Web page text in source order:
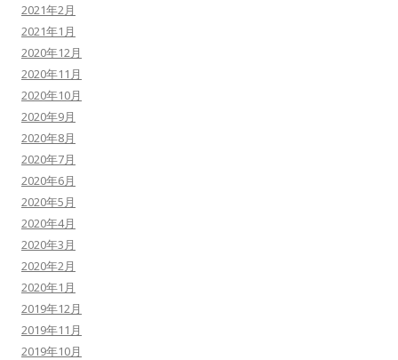
2021年2月
2021年1月
2020年12月
2020年11月
2020年10月
2020年9月
2020年8月
2020年7月
2020年6月
2020年5月
2020年4月
2020年3月
2020年2月
2020年1月
2019年12月
2019年11月
2019年10月